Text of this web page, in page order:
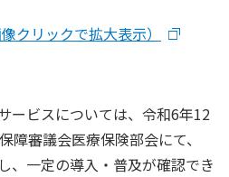
クリックで拡大表示）
ービスについては、令和6年12
障審議会医療保険部会にて、
、一定の導入・普及が確認でき